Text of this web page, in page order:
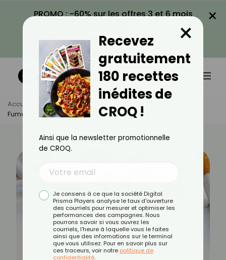
PROMO : -60% sur les offres 3 et 6 mois
VOIR LA PROMO
×
Accueil Actus
Santé
Fumer Enceinte : Quels Sont Les Dangers ?
Recevez
gratuitement
180 recettes
inédites de
CROQ !
×
Ainsi que la newsletter promotionnelle
de CROQ.
Je consens à ce que la société Digital
Prisma Players analyse le taux d'ouverture
des courriels pour mesurer et optimiser les
performances des campagnes. Nous
pourrons savoir si vous ouvrez les
courriels, l'heure à laquelle vous le faites
ainsi que des informations sur le terminal
que vous utilisez. Pour en savoir plus sur
ces traceurs, voir notre politique de
confidentialité.